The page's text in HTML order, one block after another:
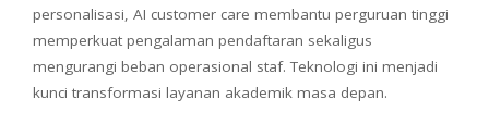
personalisasi, AI customer care membantu perguruan tinggi
memperkuat pengalaman pendaftaran sekaligus
mengurangi beban operasional staf. Teknologi ini menjadi
kunci transformasi layanan akademik masa depan.